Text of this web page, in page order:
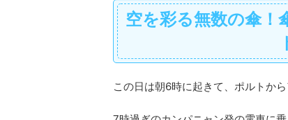
空を彩る無数の傘！
この日は朝6時に起きて、ポルトか